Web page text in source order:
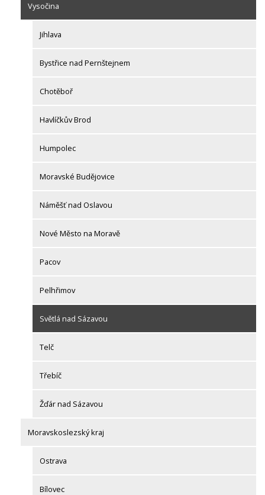
Vysočina
Jihlava
Bystřice nad Pernštejnem
Chotěboř
Havlíčkův Brod
Humpolec
Moravské Budějovice
Náměšť nad Oslavou
Nové Město na Moravě
Pacov
Pelhřimov
Světlá nad Sázavou
Telč
Třebíč
Žďár nad Sázavou
Moravskoslezský kraj
Ostrava
Bílovec